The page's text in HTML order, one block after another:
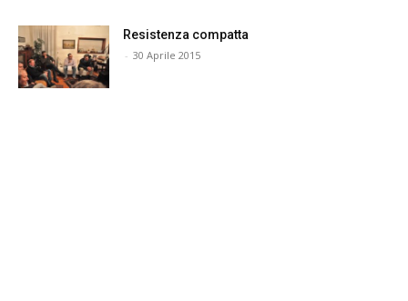
Resistenza compatta
- 30 Aprile 2015